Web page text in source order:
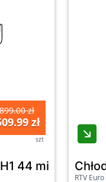
zł
zł
szt
44 miejsca na
RTV